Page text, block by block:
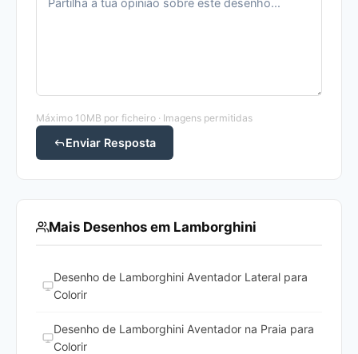
Máximo 10MB por ficheiro · Imagens permitidas
Enviar Resposta
Mais Desenhos em Lamborghini
Desenho de Lamborghini Aventador Lateral para
Colorir
Desenho de Lamborghini Aventador na Praia para
Colorir